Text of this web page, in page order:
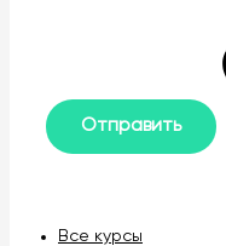
Все курсы